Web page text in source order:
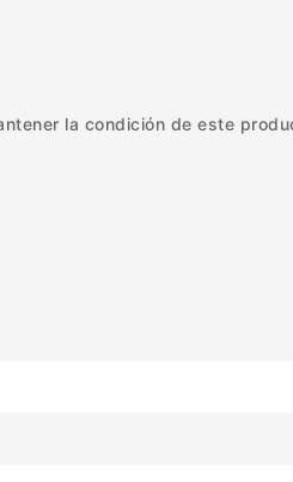
la condición de este